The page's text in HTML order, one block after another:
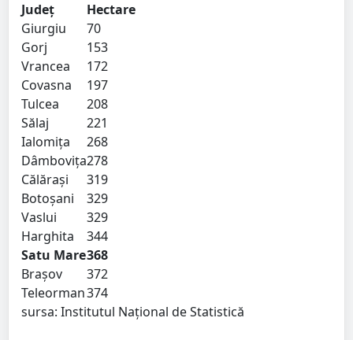
Județ
Hectare
Giurgiu
70
Gorj
153
Vrancea
172
Covasna
197
Tulcea
208
Sălaj
221
Ialomița
268
Dâmbovița278
Călărași
319
Botoșani
329
Vaslui
329
Harghita
344
Satu Mare368
Brașov
372
Teleorman374
sursa: Institutul Național de Statistică